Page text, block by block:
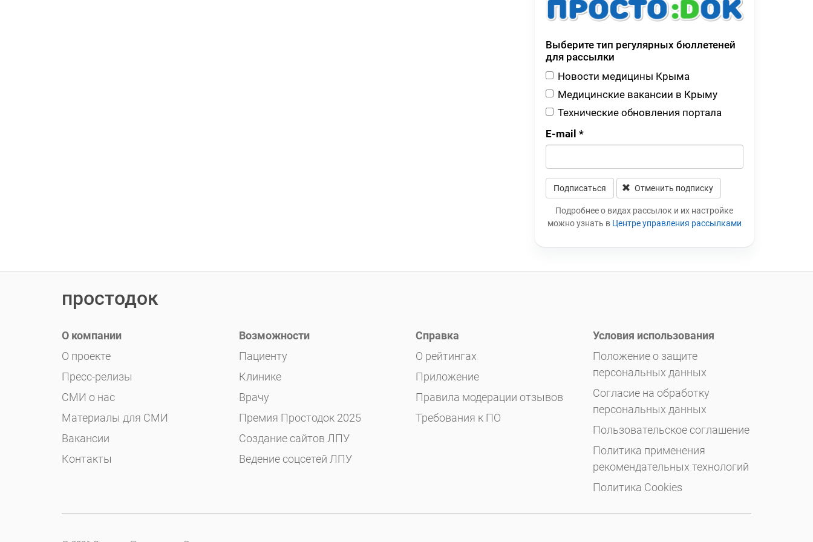
Выберите тип регулярных бюллетеней
для рассылки
Новости медицины Крыма
Медицинские вакансии в Крыму
Технические обновления портала
E-mail *
Подписаться Отменить подписку
Leave this field blank
Подробнее о видах рассылок и их настройке
можно узнать в Центре управления рассылками
простодок
О компании
О проекте
Пресс-релизы
СМИ о нас
Материалы для СМИ
Вакансии
Контакты
Возможности
Пациенту
Клинике
Врачу
Премия Простодок 2025
Создание сайтов ЛПУ
Ведение соцсетей ЛПУ
Справка
О рейтингах
Приложение
Правила модерации отзывов
Требования к ПО
Условия использования
Положение о защите
персональных данных
Согласие на обработку
персональных данных
Пользовательское соглашение
Политика применения
рекомендательных технологий
Политика Cookies